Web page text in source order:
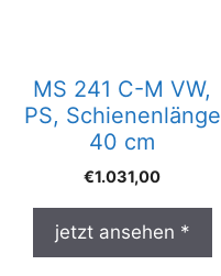
MS 241 C-M VW,
PS, Schienenlänge
40 cm
€1.031,00
jetzt ansehen *